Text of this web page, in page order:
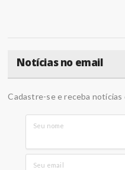
Notícias no email
Cadastre-se e receba notícias
Seu nome
Seu email